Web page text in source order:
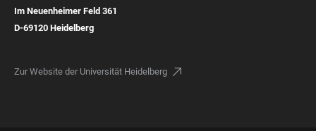
Im Neuenheimer Feld 361
D-69120 Heidelberg
Zur Website der Universität Heidelberg